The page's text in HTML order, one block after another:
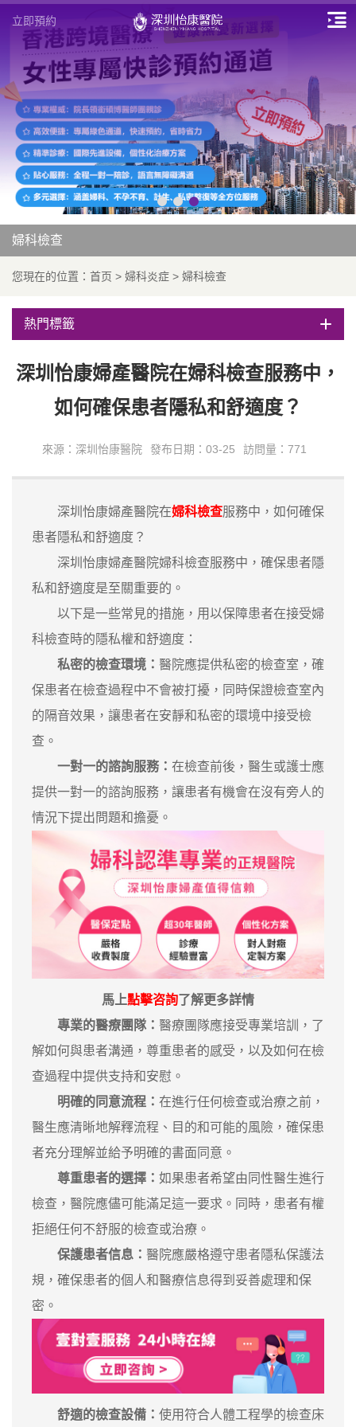
立即預約
婦科檢查
您現在的位置： 首页 > 婦科炎症 > 婦科檢查
熱門標籤
深圳怡康婦產醫院在婦科檢查服務中，
如何確保患者隱私和舒適度？
來源：深圳怡康醫院 發布日期：03-25 訪問量：771
深圳怡康婦產醫院在婦科檢查服務中，如何確保
患者隱私和舒適度？
深圳怡康婦產醫院婦科檢查服務中，確保患者隱
私和舒適度是至關重要的。
以下是一些常見的措施，用以保障患者在接受婦
科檢查時的隱私權和舒適度：
私密的檢查環境： 醫院應提供私密的檢查室，確
保患者在檢查過程中不會被打擾，同時保證檢查室內
的隔音效果，讓患者在安靜和私密的環境中接受檢
查。
一對一的諮詢服務： 在檢查前後，醫生或護士應
提供一對一的諮詢服務，讓患者有機會在沒有旁人的
情況下提出問題和擔憂。
馬上點擊咨詢了解更多詳情
專業的醫療團隊： 醫療團隊應接受專業培訓，了
解如何與患者溝通，尊重患者的感受，以及如何在檢
查過程中提供支持和安慰。
明確的同意流程： 在進行任何檢查或治療之前，
醫生應清晰地解釋流程、目的和可能的風險，確保患
者充分理解並給予明確的書面同意。
尊重患者的選擇： 如果患者希望由同性醫生進行
檢查，醫院應儘可能滿足這一要求。同時，患者有權
拒絕任何不舒服的檢查或治療。
保護患者信息： 醫院應嚴格遵守患者隱私保護法
規，確保患者的個人和醫療信息得到妥善處理和保
密。
舒適的檢查設備： 使用符合人體工程學的檢查床